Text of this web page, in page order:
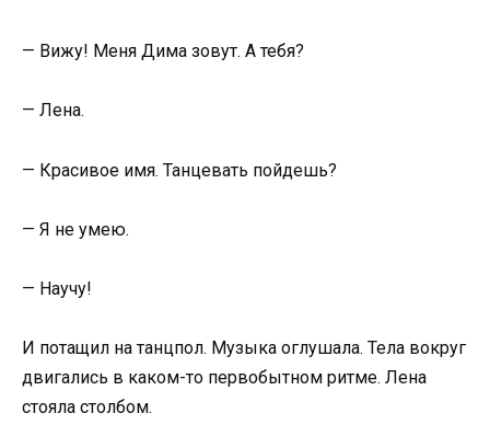
— Вижу! Меня Дима зовут. А тебя?
— Лена.
— Красивое имя. Танцевать пойдешь?
— Я не умею.
— Научу!
И потащил на танцпол. Музыка оглушала. Тела вокруг
двигались в каком-то первобытном ритме. Лена
стояла столбом.